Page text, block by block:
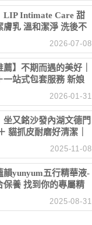
LIP Intimate Care 甜
膚乳 溫和潔淨 洗後不
2026-07-08
薦】不期而遇的美好｜
一站式包套服務 新娘
2026-01-31
坐又銘沙發內湖文德門
貓抓皮耐磨好清潔｜
明 高CP值打造夢想
2025-11-08
韻yunyum五行精華液-
保養 找到你的專屬精
「潤・賦精華」維持
2025-08-31